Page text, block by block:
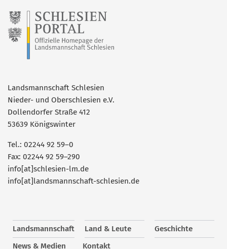
Landsmannschaft Schlesien
Nieder- und Oberschlesien e.V.
Dollendorfer Straße 412
53639 Königswinter
Tel.: 02244 92 59–0
Fax: 02244 92 59–290
info[at]schlesien-lm.de
info[at]landsmannschaft-schlesien.de
Landsmannschaft Land & Leute
Geschichte
News & Medien
Kontakt